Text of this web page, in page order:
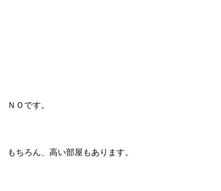
ＮＯです。
もちろん、高い部屋もあります。